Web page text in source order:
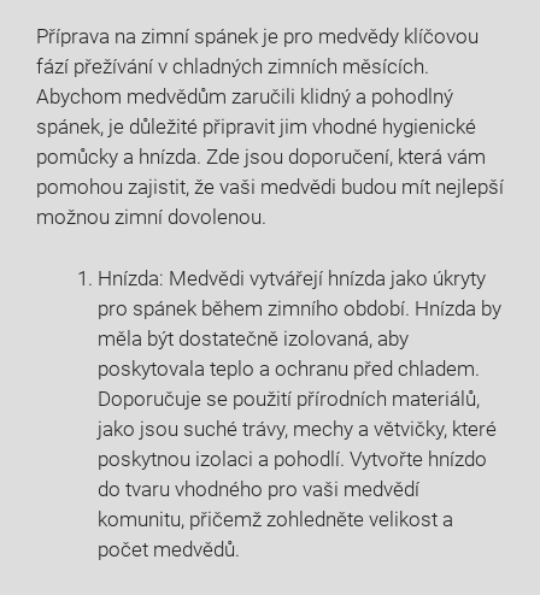
Příprava⁤ na zimní spánek je pro medvědy klíčovou⁢
fází přežívání v chladných zimních měsících.
Abychom medvědům zaručili klidný a pohodlný
spánek, je důležité připravit jim vhodné hygienické
pomůcky ‍a hnízda. Zde jsou doporučení, která vám
pomohou zajistit, že vaši medvědi budou mít⁤ nejlepší
‌možnou zimní ⁢dovolenou.
Hnízda: ⁢Medvědi vytvářejí hnízda jako ⁢úkryty
pro ⁣spánek⁣ během zimního období. ​Hnízda by
měla být dostatečně izolovaná, aby
poskytovala teplo a ochranu před chladem.
Doporučuje se použití přírodních materiálů,
‌jako jsou suché⁢ trávy, mechy a větvičky, které
poskytnou izolaci ⁤a pohodlí. Vytvořte hnízdo
do‌ tvaru vhodného pro vaši medvědí
komunitu, přičemž zohledněte velikost ‍a
počet medvědů.